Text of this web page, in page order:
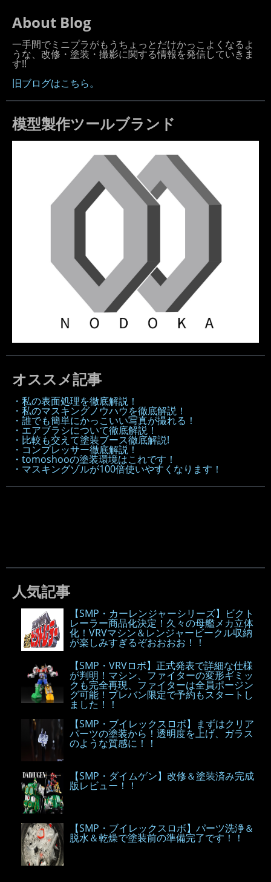
About Blog
一手間でミニプラがもうちょっとだけかっこよくなるよ
うな、改修・塗装・撮影に関する情報を発信していきま
す!!
旧ブログはこちら。
模型製作ツールブランド
オススメ記事
・私の表面処理を徹底解説！
・私のマスキングノウハウを徹底解説！
・誰でも簡単にかっこいい写真が撮れる！
・エアブラシについて徹底解説！
・比較も交えて塗装ブース徹底解説!
・コンプレッサー徹底解説！
・tomoshooの塗装環境はこれです！
・マスキングゾルが100倍使いやすくなります！
人気記事
【SMP・カーレンジャーシリーズ】ビクト
レーラー商品化決定！久々の母艦メカ立体
化！VRVマシン＆レンジャービークル収納
が楽しみすぎるぞおおおお！！
【SMP・VRVロボ】正式発表で詳細な仕様
が判明！マシン、ファイターの変形ギミッ
クも完全再現、ファイターは全員ポージン
グ可能！プレバン限定で予約もスタートし
ました！！
【SMP・ブイレックスロボ】まずはクリア
パーツの塗装から！透明度を上げ、ガラス
のような質感に！！
【SMP・ダイムゲン】改修＆塗装済み完成
版レビュー！！
【SMP・ブイレックスロボ】パーツ洗浄＆
脱水＆乾燥で塗装前の準備完了です！！